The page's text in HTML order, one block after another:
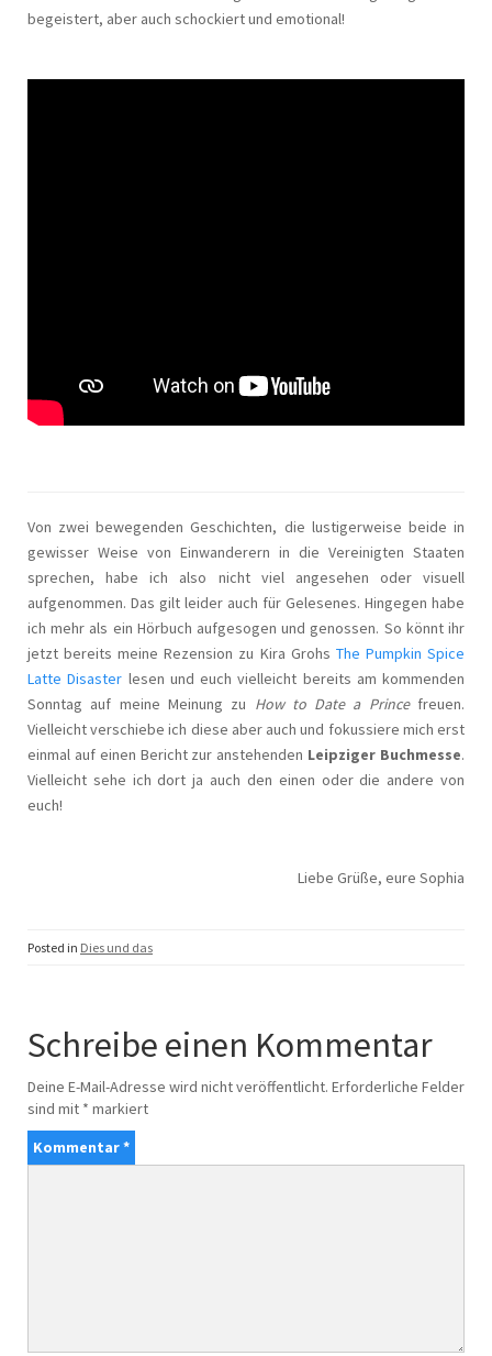
begeistert, aber auch schockiert und emotional!
Von zwei bewegenden Geschichten, die lustigerweise beide in
gewisser Weise von Einwanderern in die Vereinigten Staaten
sprechen, habe ich also nicht viel angesehen oder visuell
aufgenommen. Das gilt leider auch für Gelesenes. Hingegen habe
ich mehr als ein Hörbuch aufgesogen und genossen. So könnt ihr
jetzt bereits meine Rezension zu Kira Grohs The Pumpkin Spice
Latte Disaster lesen und euch vielleicht bereits am kommenden
Sonntag auf meine Meinung zu How to Date a Princefreuen.
Vielleicht verschiebe ich diese aber auch und fokussiere mich erst
einmal auf einen Bericht zur anstehenden Leipziger Buchmesse.
Vielleicht sehe ich dort ja auch den einen oder die andere von
euch!
Liebe Grüße, eure Sophia
Posted in Dies und das
Schreibe einen Kommentar
Deine E-Mail-Adresse wird nicht veröffentlicht. Erforderliche Felder
sind mit * markiert
Kommentar*